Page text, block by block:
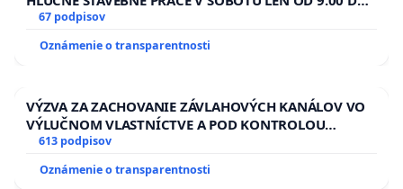
13.00 HOD., CEZ PRACOVNÝ TÝŽDEŇ CIEĽ 8.00 – 18.00
HOD. A PRAVIDELNÁ KONTROLA STAVBY C-AREA NA
ĎUMBIERSKEJ/MAGU
67 podpisov
Oznámenie o transparentnosti
VÝZVA ZA ZACHOVANIE ZÁVLAHOVÝCH KANÁLOV VO
VÝLUČNOM VLASTNÍCTVE A POD KONTROLOU
SLOVENSKEJ REPUBLIKY & žiadosť na riešenie
zanedbaného stavu závlahových a odvodňovacích
kanálov na Slovensku
613 podpisov
Oznámenie o transparentnosti